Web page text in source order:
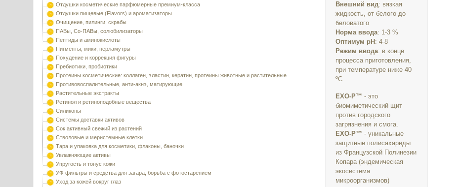
Отдушки косметические парфюмерные премиум-класса
Отдушки пищевые (Flavors) и ароматизаторы
Очищение, пилинги, скрабы
ПАВы, Со-ПАВы, солюбилизаторы
Пептиды и аминокислоты
Пигменты, мики, перламутры
Похудение и коррекция фигуры
Пребиотики, пробиотики
Протеины косметические: коллаген, эластин, кератин, протеины животные и растительные
Противовоспалительные, анти-акнэ, матирующие
Растительные экстракты
Ретинол и ретиноподобные вещества
Силиконы
Системы доставки активов
Сок активный свежий из растений
Стволовые и меристемные клетки
Тара и упаковка для косметики, флаконы, баночки
Увлажняющие активы
Упругость и тонус кожи
УФ-фильтры и средства для загара, борьба с фотостарением
Уход за кожей вокруг глаз
Внешний вид: вязкая
жидкость, от белого до
беловатого
Норма ввода: 1-3 %
Оптимум pH : 4-8
Режим ввода: в конце
процесса приготовления,
при температуре ниже 40
ºС
EXO-P™ - это
биомиметический щит
против городского
загрязнения и смога.
EXO-P™ - уникальные
защитные полисахариды
из Французской Полинезии
Копара (эндемическая
экосистема
микроорганизмов)